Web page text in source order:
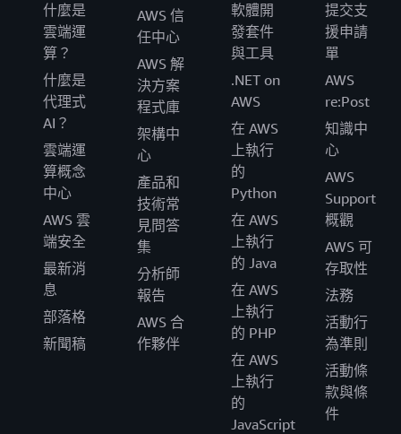
什麼是
雲端運
算？
什麼是
代理式
AI？
雲端運
算概念
中心
AWS 雲
端安全
最新消
息
部落格
新聞稿
AWS 信
任中心
AWS 解
決方案
程式庫
架構中
心
產品和
技術常
見問答
集
分析師
報告
AWS 合
作夥伴
軟體開
發套件
與工具
.NET on
AWS
在 AWS
上執行
的
Python
在 AWS
上執行
的 Java
在 AWS
上執行
的 PHP
在 AWS
上執行
的
JavaScript
提交支
援申請
單
AWS
re:Post
知識中
心
AWS
Support
概觀
AWS 可
存取性
法務
活動行
為準則
活動條
款與條
件